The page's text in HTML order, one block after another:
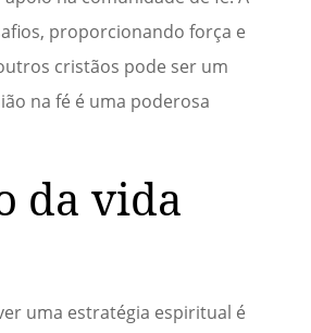
proporcionando força e
cristãos pode ser um
na fé é uma poderosa
da vida
uma estratégia espiritual é